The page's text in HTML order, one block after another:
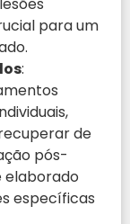
para um
:
de
pós-
elaborado
específicas